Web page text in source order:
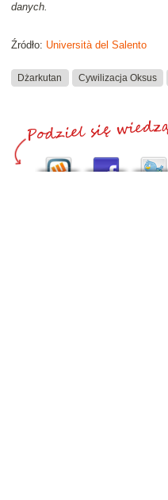
danych.
Źródło: Università del Salento
Dżarkutan Cywilizacja Oksus